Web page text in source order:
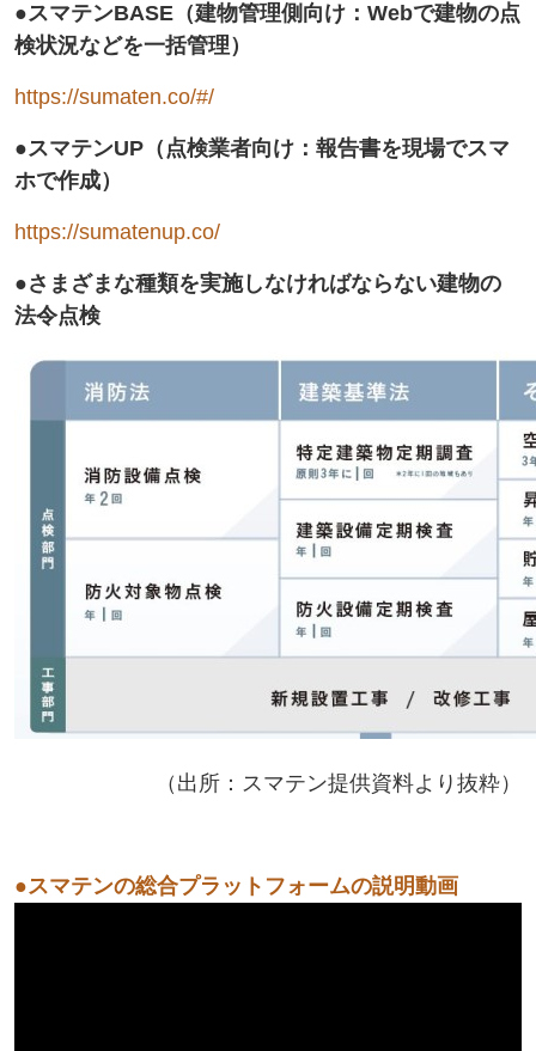
●スマテンBASE（建物管理側向け：Webで建物の点
検状況などを一括管理）
https://sumaten.co/#/
●スマテンUP（点検業者向け：報告書を現場でスマ
ホで作成）
https://sumatenup.co/
●さまざまな種類を実施しなければならない建物の
法令点検
（出所：スマテン提供資料より抜粋）
●スマテンの総合プラットフォームの説明動画